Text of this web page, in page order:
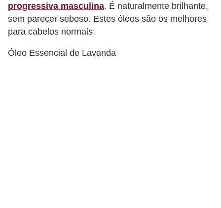
progressiva masculina. É naturalmente brilhante,
sem parecer seboso. Estes óleos são os melhores
para cabelos normais:
Óleo Essencial de Lavanda
p
a
s
e